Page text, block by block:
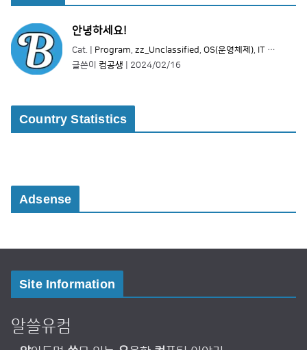
Country Statistics
Adsense
Site Information
알쓸유컴